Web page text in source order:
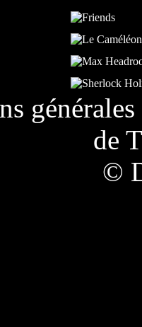
générales
de
©